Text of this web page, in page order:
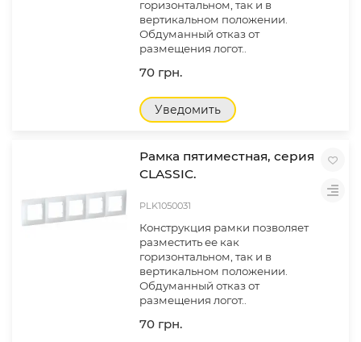
горизонтальном, так и в
вертикальном положении.
Обдуманный отказ от
размещения логот..
70 грн.
Уведомить
Рамка пятиместная, серия
CLASSIC.
PLK1050031
Конструкция рамки позволяет
разместить ее как
горизонтальном, так и в
вертикальном положении.
Обдуманный отказ от
размещения логот..
70 грн.